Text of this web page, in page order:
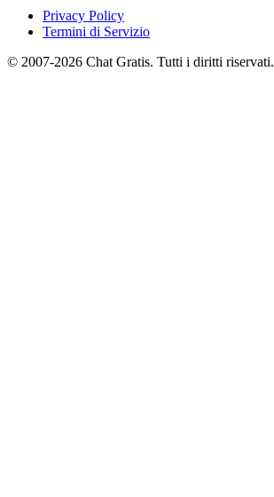
Privacy Policy
Termini di Servizio
© 2007-2026 Chat Gratis. Tutti i diritti riservati.